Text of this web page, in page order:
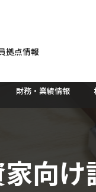
拠点情報
向け
財務・業績情報